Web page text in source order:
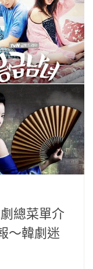
總菜單介
～韓劇迷